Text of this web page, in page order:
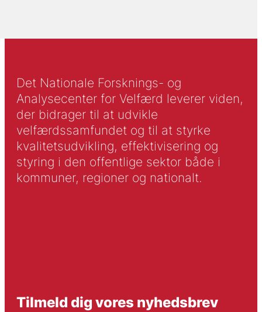
Det Nationale Forsknings- og
Analysecenter for Velfærd leverer viden,
der bidrager til at udvikle
velfærdssamfundet og til at styrke
kvalitetsudvikling, effektivisering og
styring i den offentlige sektor både i
kommuner, regioner og nationalt.
Tilmeld dig vores nyhedsbrev